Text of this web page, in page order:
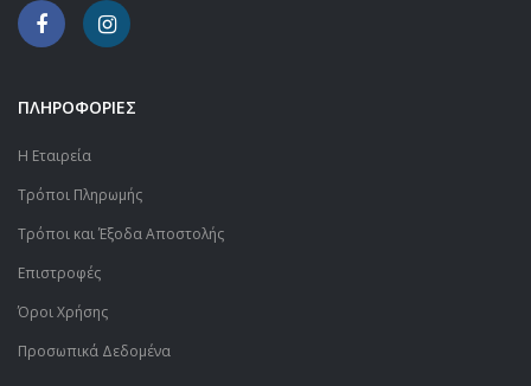
ΠΛΗΡΟΦΟΡΙΕΣ
Η Εταιρεία
Τρόποι Πληρωμής
Τρόποι και Έξοδα Αποστολής
Επιστροφές
Όροι Χρήσης
Προσωπικά Δεδομένα